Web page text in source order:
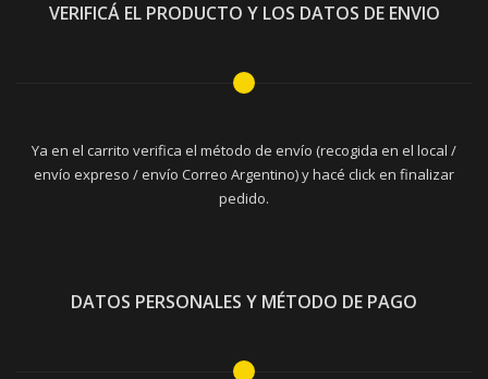
VERIFICÁ EL PRODUCTO Y LOS DATOS DE ENVIO
Ya en el carrito verifica el método de envío (recogida en el local /
envío expreso / envío Correo Argentino) y hacé click en finalizar
pedido.
DATOS PERSONALES Y MÉTODO DE PAGO